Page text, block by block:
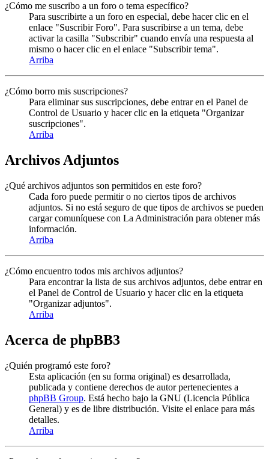
¿Cómo me suscribo a un foro o tema específico?
Para suscribirte a un foro en especial, debe hacer clic en el
enlace "Suscribir Foro". Para suscribirse a un tema, debe
activar la casilla "Subscribir" cuando envía una respuesta al
mismo o hacer clic en el enlace "Subscribir tema".
Arriba
¿Cómo borro mis suscripciones?
Para eliminar sus suscripciones, debe entrar en el Panel de
Control de Usuario y hacer clic en la etiqueta "Organizar
suscripciones".
Arriba
Archivos Adjuntos
¿Qué archivos adjuntos son permitidos en este foro?
Cada foro puede permitir o no ciertos tipos de archivos
adjuntos. Si no está seguro de que tipos de archivos se pueden
cargar comuníquese con La Administración para obtener más
información.
Arriba
¿Cómo encuentro todos mis archivos adjuntos?
Para encontrar la lista de sus archivos adjuntos, debe entrar en
el Panel de Control de Usuario y hacer clic en la etiqueta
"Organizar adjuntos".
Arriba
Acerca de phpBB3
¿Quién programó este foro?
Esta aplicación (en su forma original) es desarrollada,
publicada y contiene derechos de autor pertenecientes a
phpBB Group. Está hecho bajo la GNU (Licencia Pública
General) y es de libre distribución. Visite el enlace para más
detalles.
Arriba